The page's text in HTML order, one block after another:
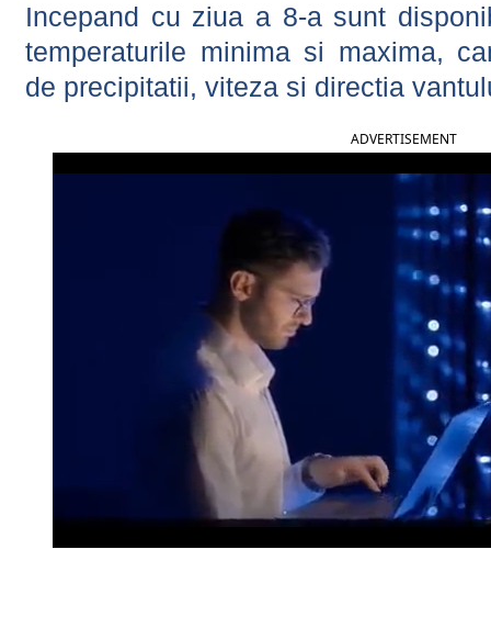
Incepand cu ziua a 8-a sunt
temperaturile minima si maxima,
de precipitatii, viteza si directia
ADVERTISEMENT